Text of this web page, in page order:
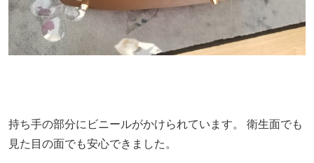
持ち手の部分にビニールがかけられています。
衛生面でも
見た目の面でも安心できました。